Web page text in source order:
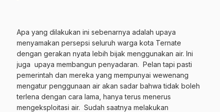
Apa yang dilakukan ini sebenarnya adalah upaya
menyamakan persepsi seluruh warga kota Ternate
dengan gerakan nyata lebih bijak menggunakan air. Ini
juga upaya membangun penyadaran. Pelan tapi pasti
pemerintah dan mereka yang mempunyai wewenang
mengatur penggunaan air akan sadar bahwa tidak boleh
terlena dengan cara lama, hanya terus menerus
mengeksploitasi air. Sudah saatnya melakukan